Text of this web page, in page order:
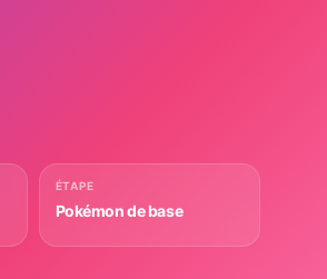
ÉTAPE
Pokémon de base